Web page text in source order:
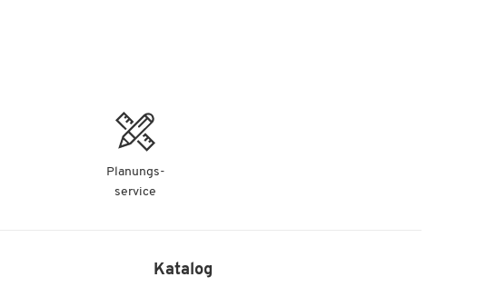
Planungs-
service
Katalog